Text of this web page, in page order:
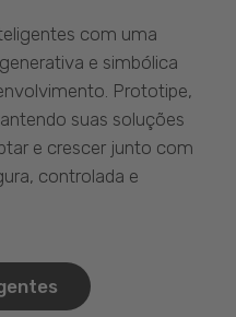
com uma
e simbólica
Prototipe,
suas soluções
e crescer junto com
controlada e